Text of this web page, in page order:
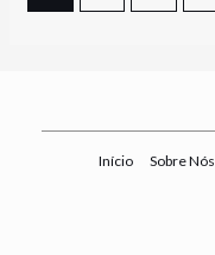
Início Sobre Nós